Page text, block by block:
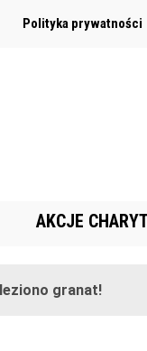
Polityka prywatności
AKCJE
2 lata